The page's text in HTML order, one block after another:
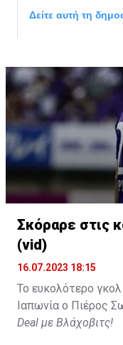
Δείτε αυτή τη
Η δημοσίευση
Σκόραρε στις
(vid)
16.07.2023 18:15
Το ευκολότερο
Ιαπωνία ο Πιέρος
Deal με Βλάχοβιτς!